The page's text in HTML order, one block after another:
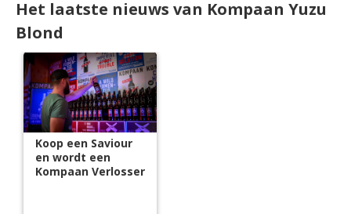
Het laatste nieuws van Kompaan Yuzu
Blond
Koop een Saviour
en wordt een
Kompaan Verlosser